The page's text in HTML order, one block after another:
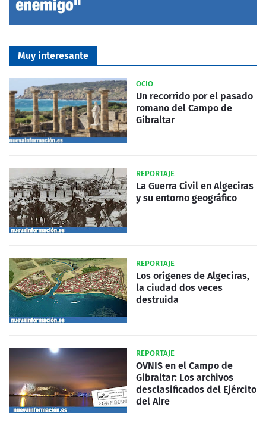
Muy interesante
OCIO
Un recorrido por el pasado
romano del Campo de
Gibraltar
REPORTAJE
La Guerra Civil en Algeciras
y su entorno geográfico
REPORTAJE
Los orígenes de Algeciras,
la ciudad dos veces
destruida
REPORTAJE
OVNIS en el Campo de
Gibraltar: Los archivos
desclasificados del Ejército
del Aire